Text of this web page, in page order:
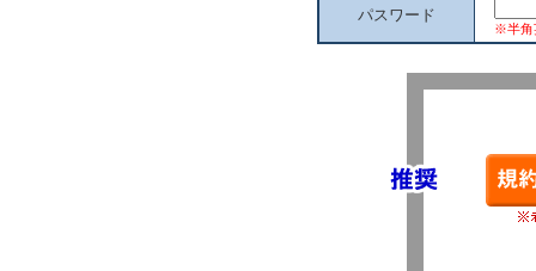
パスワード
※半角